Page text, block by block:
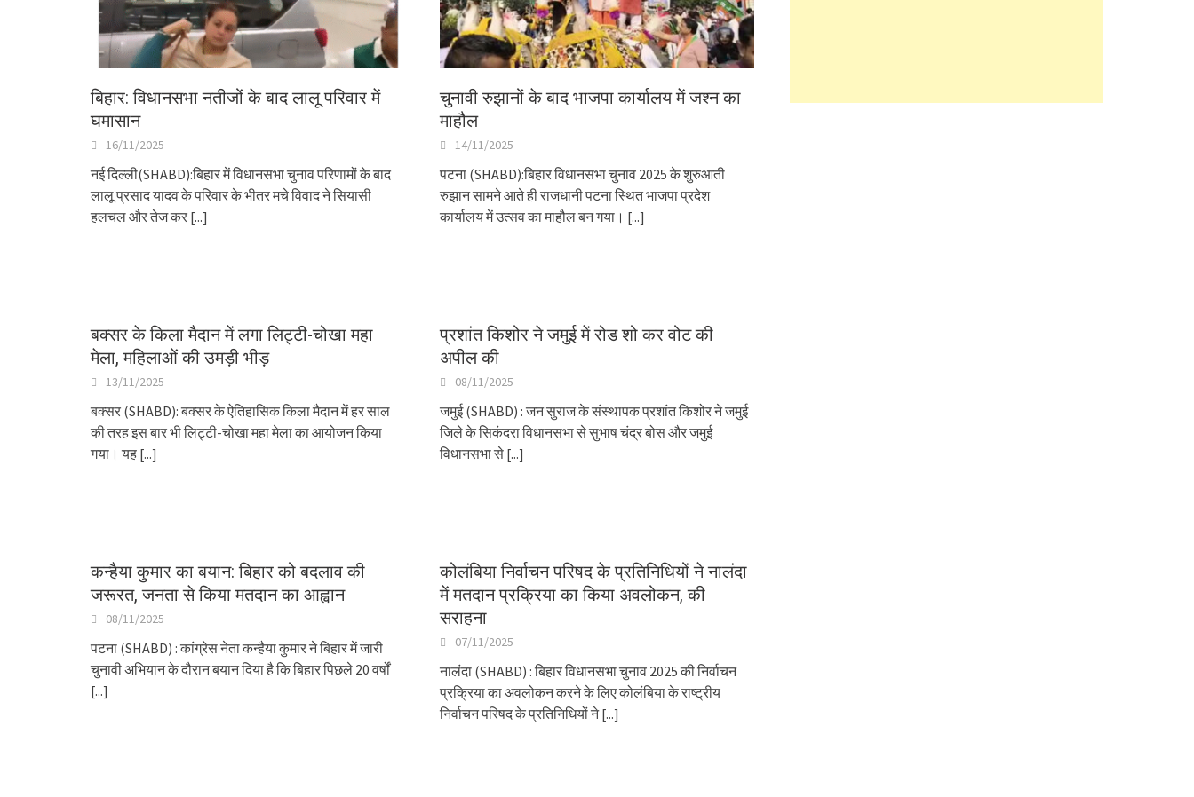
बिहार: विधानसभा नतीजों के बाद लालू परिवार में
घमासान
16/11/2025
नई दिल्ली(SHABD):बिहार में विधानसभा चुनाव परिणामों के बाद
लालू प्रसाद यादव के परिवार के भीतर मचे विवाद ने सियासी
हलचल और तेज कर [...]
चुनावी रुझानों के बाद भाजपा कार्यालय में जश्न का
माहौल
14/11/2025
पटना (SHABD):बिहार विधानसभा चुनाव 2025 के शुरुआती
रुझान सामने आते ही राजधानी पटना स्थित भाजपा प्रदेश
कार्यालय में उत्सव का माहौल बन गया। [...]
बक्सर के किला मैदान में लगा लिट्टी-चोखा महा
मेला, महिलाओं की उमड़ी भीड़
13/11/2025
बक्सर (SHABD): बक्सर के ऐतिहासिक किला मैदान में हर साल
की तरह इस बार भी लिट्टी-चोखा महा मेला का आयोजन किया
गया। यह [...]
प्रशांत किशोर ने जमुई में रोड शो कर वोट की
अपील की
08/11/2025
जमुई (SHABD) : जन सुराज के संस्थापक प्रशांत किशोर ने जमुई
जिले के सिकंदरा विधानसभा से सुभाष चंद्र बोस और जमुई
विधानसभा से [...]
कन्हैया कुमार का बयान: बिहार को बदलाव की
जरूरत, जनता से किया मतदान का आह्वान
08/11/2025
पटना (SHABD) : कांग्रेस नेता कन्हैया कुमार ने बिहार में जारी
चुनावी अभियान के दौरान बयान दिया है कि बिहार पिछले 20 वर्षों
[...]
कोलंबिया निर्वाचन परिषद के प्रतिनिधियों ने नालंदा
में मतदान प्रक्रिया का किया अवलोकन, की
सराहना
07/11/2025
नालंदा (SHABD) : बिहार विधानसभा चुनाव 2025 की निर्वाचन
प्रक्रिया का अवलोकन करने के लिए कोलंबिया के राष्ट्रीय
निर्वाचन परिषद के प्रतिनिधियों ने[...]